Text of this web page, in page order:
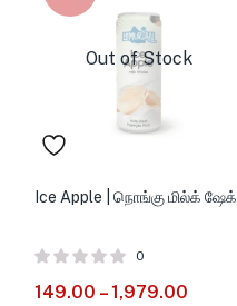
Out of Stock
Ice Apple | நொங்கு மில்க் ஷேக்
0
149.00 – 1,979.00